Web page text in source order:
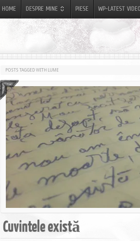
HOME DESPRE MINE PIESE WP-LATEST
POSTS TAGGED WITH LUME
Cuvintele există